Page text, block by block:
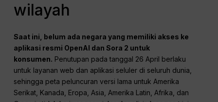
wilayah
Saat ini, belum ada negara yang memiliki akses ke
aplikasi resmi OpenAI dan Sora 2 untuk
konsumen. Penutupan pada tanggal 26 April berlaku
untuk layanan web dan aplikasi seluler di seluruh dunia,
sehingga peta peluncuran versi lama untuk Amerika
Serikat, Kanada, Eropa, Asia, Amerika Latin, Afrika, dan